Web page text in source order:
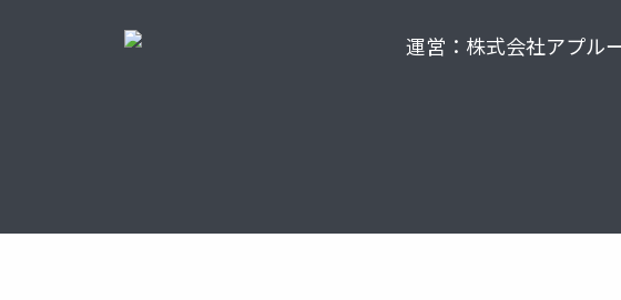
運営：株式会社アプル